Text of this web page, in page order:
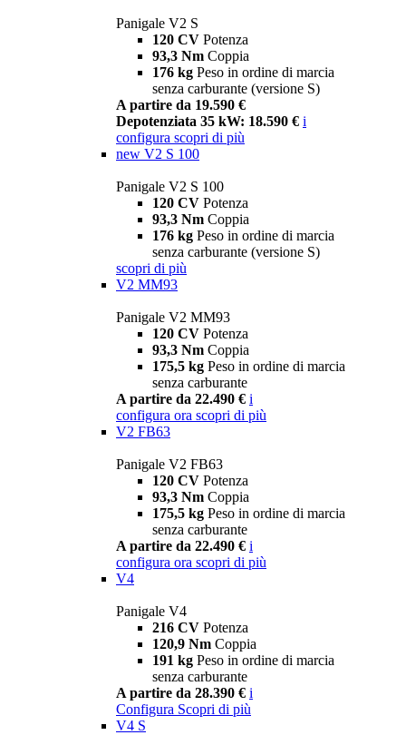
Panigale V2 S
120 CV Potenza
93,3 Nm Coppia
176 kg Peso in ordine di marcia
senza carburante (versione S)
A partire da 19.590 €
Depotenziata 35 kW: 18.590 € i
configura scopri di più
new V2 S 100
Panigale V2 S 100
120 CV Potenza
93,3 Nm Coppia
176 kg Peso in ordine di marcia
senza carburante (versione S)
scopri di più
V2 MM93
Panigale V2 MM93
120 CV Potenza
93,3 Nm Coppia
175,5 kg Peso in ordine di marcia
senza carburante
A partire da 22.490 € i
configura ora scopri di più
V2 FB63
Panigale V2 FB63
120 CV Potenza
93,3 Nm Coppia
175,5 kg Peso in ordine di marcia
senza carburante
A partire da 22.490 € i
configura ora scopri di più
V4
Panigale V4
216 CV Potenza
120,9 Nm Coppia
191 kg Peso in ordine di marcia
senza carburante
A partire da 28.390 € i
Configura Scopri di più
V4 S